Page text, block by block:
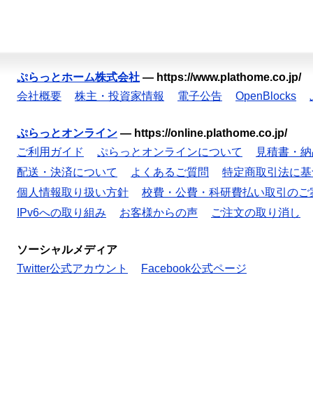
ぷらっとホーム株式会社 — https://www.plathome.co.jp/
会社概要
株主・投資家情報 電子公告 OpenBlocks
ぷらっとオンライン — https://online.plathome.co.jp/
ご利用ガイド
ぷらっとオンラインについて
見積書・
配送・決済について
よくあるご質問
特定商取引法に
個人情報取り扱い方針
校費・公費・科研費払い取引のご
IPv6への取り組み
お客様からの声 ご注文の取り消し
ソーシャルメディア
Twitter公式アカウント
Facebook公式ページ